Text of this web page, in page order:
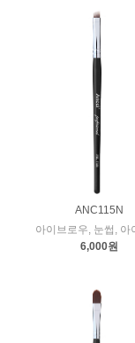
ANC115N
아이브로우, 눈썹, 아
6,000원